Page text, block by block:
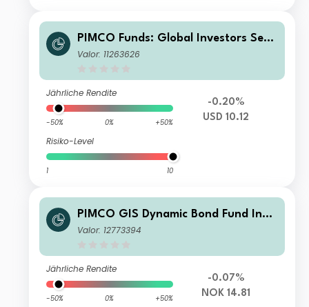
PIMCO Funds: Global Investors Serie
s plc Dynamic Bond Fund Class E / In
Valor: 11263626
Jährliche Rendite
-50% 0% +50%
Risiko-Level
1 10
-0.20%
USD 10.12
PIMCO GIS Dynamic Bond Fund Insti
tutional NOK (Hedged) Accumulatio
Valor: 12773394
Jährliche Rendite
-50% 0% +50%
-0.07%
NOK 14.81